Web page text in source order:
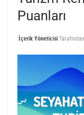
Puanları
İçerik Yöneticisi Tarafından